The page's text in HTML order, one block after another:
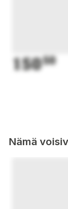
15050
Nämä